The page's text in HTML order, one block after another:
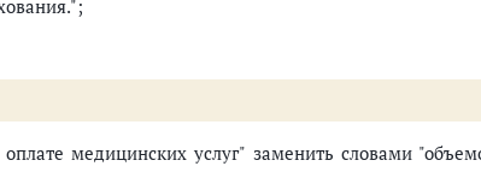
медицинских услуг" заменить словами